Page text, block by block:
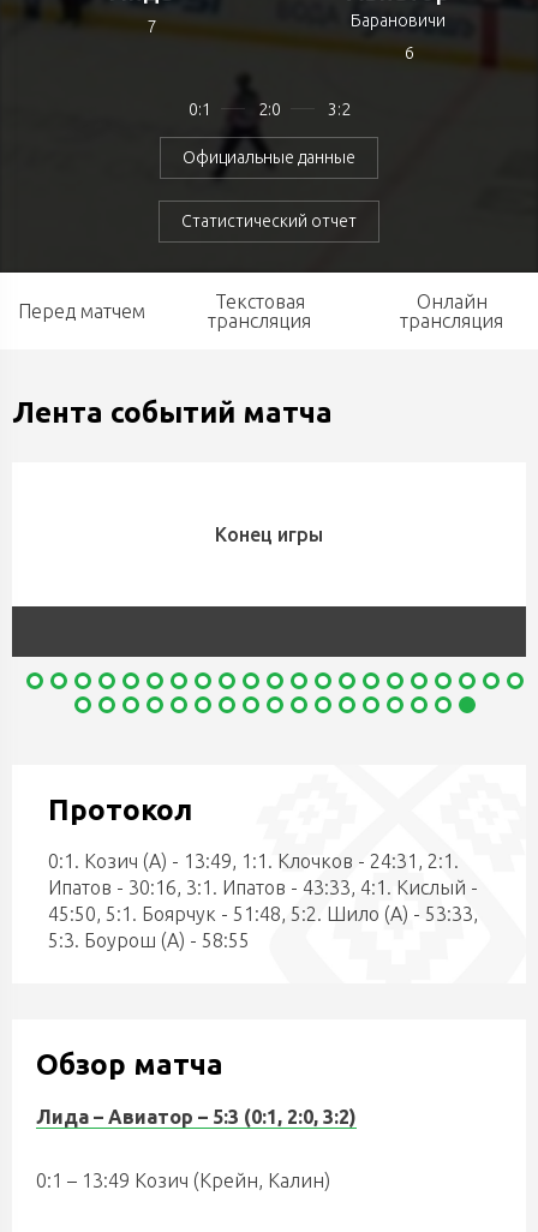
7
0:1 2:0 3:2
Официальные данные
Статистический отчет
Барановичи
6
Перед матчем
Текстовая
трансляция
Онлайн
трансляция
Лента событий матча
Конец игры
Протокол
0:1. Козич (А) - 13:49, 1:1. Клочков - 24:31, 2:1.
Ипатов - 30:16, 3:1. Ипатов - 43:33, 4:1. Кислый -
45:50, 5:1. Боярчук - 51:48, 5:2. Шило (А) - 53:33,
5:3. Боурош (А) - 58:55
Обзор матча
Лида – Авиатор – 5:3 (0:1, 2:0, 3:2)
0:1 – 13:49 Козич (Крейн, Калин)